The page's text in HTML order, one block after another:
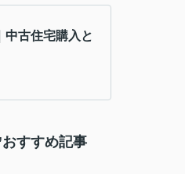
中古住宅購入と
すすめ記事